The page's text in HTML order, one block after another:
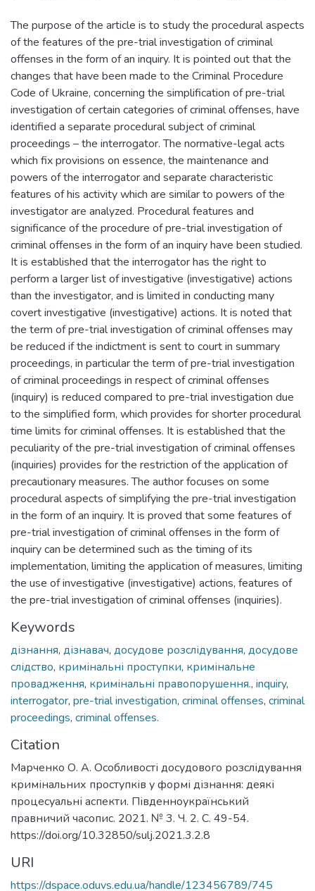
The purpose of the article is to study the procedural aspects
of the features of the pre-trial investigation of criminal
offenses in the form of an inquiry. It is pointed out that the
changes that have been made to the Criminal Procedure
Code of Ukraine, concerning the simplification of pre-trial
investigation of certain categories of criminal offenses, have
identified a separate procedural subject of criminal
proceedings – the interrogator. The normative-legal acts
which fix provisions on essence, the maintenance and
powers of the interrogator and separate characteristic
features of his activity which are similar to powers of the
investigator are analyzed. Procedural features and
significance of the procedure of pre-trial investigation of
criminal offenses in the form of an inquiry have been studied.
It is established that the interrogator has the right to
perform a larger list of investigative (investigative) actions
than the investigator, and is limited in conducting many
covert investigative (investigative) actions. It is noted that
the term of pre-trial investigation of criminal offenses may
be reduced if the indictment is sent to court in summary
proceedings, in particular the term of pre-trial investigation
of criminal proceedings in respect of criminal offenses
(inquiry) is reduced compared to pre-trial investigation due
to the simplified form, which provides for shorter procedural
time limits for criminal offenses. It is established that the
peculiarity of the pre-trial investigation of criminal offenses
(inquiries) provides for the restriction of the application of
precautionary measures. The author focuses on some
procedural aspects of simplifying the pre-trial investigation
in the form of an inquiry. It is proved that some features of
pre-trial investigation of criminal offenses in the form of
inquiry can be determined such as the timing of its
implementation, limiting the application of measures, limiting
the use of investigative (investigative) actions, features of
the pre-trial investigation of criminal offenses (inquiries).
Keywords
дізнання, дізнавач, досудове розслідування, досудове
слідство, кримінальні проступки, кримінальне
провадження, кримінальні правопорушення., inquiry,
interrogator, pre-trial investigation, criminal offenses, criminal
proceedings, criminal offenses.
Citation
Марченко О. А. Особливості досудового розслідування
кримінальних проступків у формі дізнання: деякі
процесуальні аспекти. Південноукраїнський
правничий часопис. 2021. № 3. Ч. 2. С. 49-54.
https://doi.org/10.32850/sulj.2021.3.2.8
URI
https://dspace.oduvs.edu.ua/handle/123456789/745